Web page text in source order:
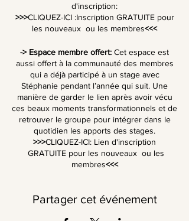
d'inscription:
>>>CLIQUEZ-ICI :Inscription GRATUITE pour
les nouveaux ou les membres<<<
-> Espace membre offert: Cet espace est
aussi offert à la communauté des membres
qui a déjà participé à un stage avec
Stéphanie pendant l’année qui suit. Une
manière de garder le lien après avoir vécu
ces beaux moments transformationnels et de
retrouver le groupe pour intégrer dans le
quotidien les apports des stages.
>>>CLIQUEZ-ICI: Lien d'inscription
GRATUITE pour les nouveaux ou les
membres<<<
Partager cet événement